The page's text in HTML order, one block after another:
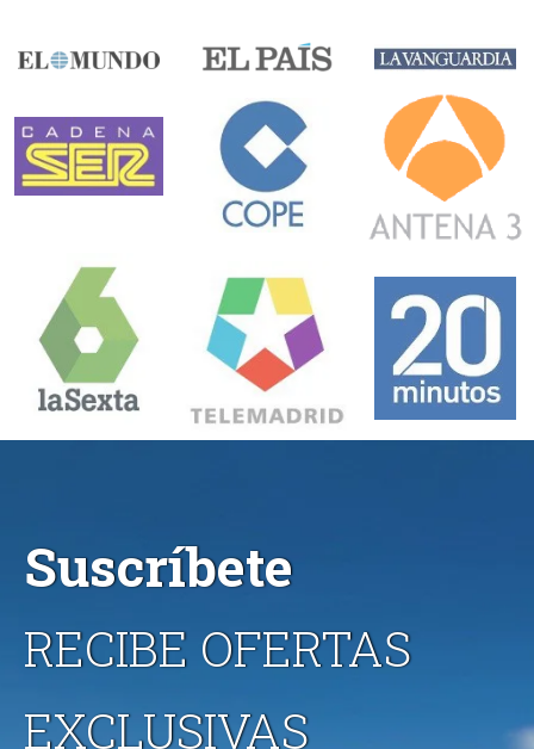
Suscríbete
RECIBE OFERTAS
EXCLUSIVAS